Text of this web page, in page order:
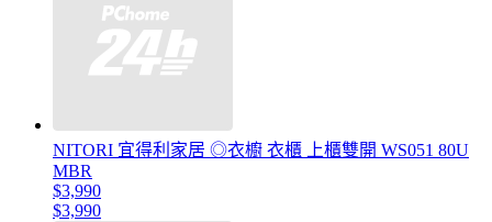
NITORI 宜得利家居 ◎衣櫥 衣櫃 上櫃雙開 WS051 80U
MBR
$3,990
$3,990